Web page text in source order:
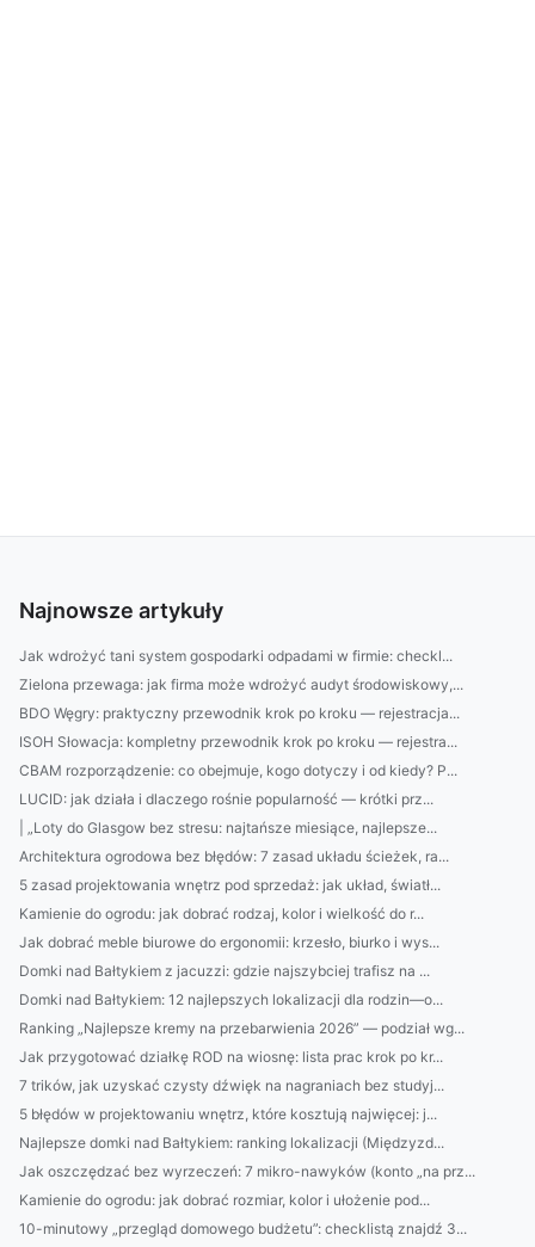
Najnowsze artykuły
Jak wdrożyć tani system gospodarki odpadami w firmie: checkl...
Zielona przewaga: jak firma może wdrożyć audyt środowiskowy,...
BDO Węgry: praktyczny przewodnik krok po kroku — rejestracja...
ISOH Słowacja: kompletny przewodnik krok po kroku — rejestra...
CBAM rozporządzenie: co obejmuje, kogo dotyczy i od kiedy? P...
LUCID: jak działa i dlaczego rośnie popularność — krótki prz...
| „Loty do Glasgow bez stresu: najtańsze miesiące, najlepsze...
Architektura ogrodowa bez błędów: 7 zasad układu ścieżek, ra...
5 zasad projektowania wnętrz pod sprzedaż: jak układ, światł...
Kamienie do ogrodu: jak dobrać rodzaj, kolor i wielkość do r...
Jak dobrać meble biurowe do ergonomii: krzesło, biurko i wys...
Domki nad Bałtykiem z jacuzzi: gdzie najszybciej trafisz na ...
Domki nad Bałtykiem: 12 najlepszych lokalizacji dla rodzin—o...
Ranking „Najlepsze kremy na przebarwienia 2026” — podział wg...
Jak przygotować działkę ROD na wiosnę: lista prac krok po kr...
7 trików, jak uzyskać czysty dźwięk na nagraniach bez studyj...
5 błędów w projektowaniu wnętrz, które kosztują najwięcej: j...
Najlepsze domki nad Bałtykiem: ranking lokalizacji (Międzyzd...
Jak oszczędzać bez wyrzeczeń: 7 mikro-nawyków (konto „na prz...
Kamienie do ogrodu: jak dobrać rozmiar, kolor i ułożenie pod...
10-minutowy „przegląd domowego budżetu”: checklistą znajdź 3...